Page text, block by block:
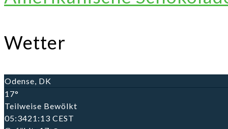
Wetter
Odense, DK
17°
Teilweise Bewölkt
05:3421:13 CEST